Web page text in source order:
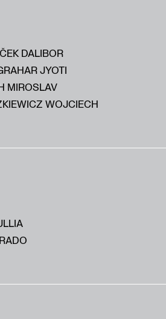
DALIBOR
JYOTI
MIROSLAV
WOJCIECH